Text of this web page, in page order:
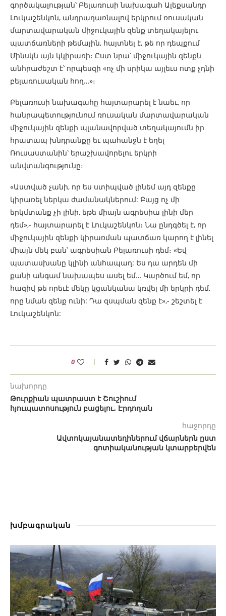
գործակալության՝ Բելառուսի նախագահ Ալեքսանդր
Լուկաշենկոն, անդրադառնալով երկրում ռուսական
մարտավարական միջուկային զենք տեղակայելու
պատճառների թեմային, հայտնել է, թե որ դեպքում
Մինսկն այն կկիրառի։ Ըստ նրա՝ միջուկային զենքն
անհրաժեշտ է՝ որպեսզի «ոչ մի սրիկա այլեւս ոտք չդնի
բելառուսական հող…»։
Բելառուսի նախագահը հայտարարել է նաեւ, որ
հանրապետությունում ռուսական մարտավարական
միջուկային զենքի պլանավորված տեղակայումն իր
հրատապ խնդրանքը եւ պահանջն է եղել
Ռուսաստանին՝ երաշխավորելու երկրի
անվտանգությունը։
«Աստված չանի, որ ես ստիպված լինեմ այդ զենքը
կիրառել ներկա ժամանակներում: Բայց ոչ մի
երկմտանք չի լինի, եթե միայն ագրեսիա լինի մեր
դեմ»,- հայտարարել է Լուկաշենկոն։ Նա ընդգծել է, որ
միջուկային զենքի կիրառման պատճառ կարող է լինել
միայն մեկ բան՝ ագրեսիան Բելառուսի դեմ։ «Եվ
պատասխանը կլինի անհապաղ: Ես դա արդեն մի
քանի անգամ նախապես ասել եմ… Կարծում եմ, որ
հազիվ թե որեւէ մեկը կցանկանա կռվել մի երկրի դեմ,
որը նման զենք ունի: Դա զսպման զենք է»,- շեշտել է
Լուկաշենկոն:
0
նախորդը
Թուրքիան պատրաստ է Շուշիում
հյուպատոսություն բացելու․ Էրդողան
հաջորդը
Ավտոկայանատեղիներում վճարներն ըստ
գոտիականության կտարբերվեն
խմբագրական